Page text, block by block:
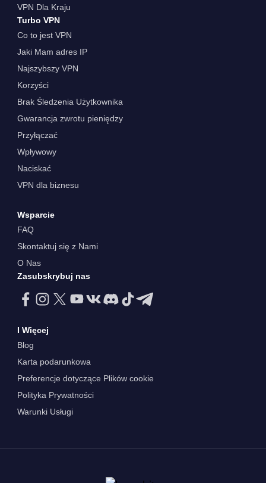
VPN Dla Kraju
Turbo VPN
Co to jest VPN
Jaki Mam adres IP
Najszybszy VPN
Korzyści
Brak Śledzenia Użytkownika
Gwarancja zwrotu pieniędzy
Przyłączać
Wpływowy
Naciskać
VPN dla biznesu
Wsparcie
FAQ
Skontaktuj się z Nami
O Nas
Zasubskrybuj nas
I Więcej
Blog
Karta podarunkowa
Preferencje dotyczące Plików cookie
Polityka Prywatności
Warunki Usługi